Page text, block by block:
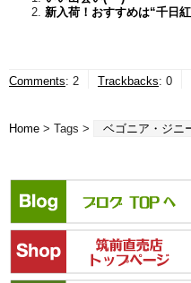
新入荷！おすすめは“千日
Comments: 2 Trackbacks: 0
Home > Tags > ベゴニア・ジニ